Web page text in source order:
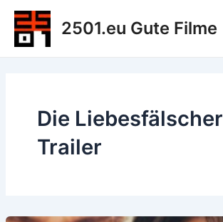
Zum
Inhalt
springen
2501.eu Gute Filme
Die Liebesfälscher
Trailer